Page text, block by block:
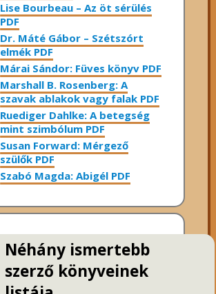
Lise Bourbeau – Az öt sérülés
PDF
Dr. Máté Gábor – Szétszórt
elmék PDF
Márai Sándor: Füves könyv PDF
Marshall B. Rosenberg: A
szavak ablakok vagy falak PDF
Ruediger Dahlke: A betegség
mint szimbólum PDF
Susan Forward: Mérgező
szülők PDF
Szabó Magda: Abigél PDF
Néhány ismertebb
szerző könyveinek